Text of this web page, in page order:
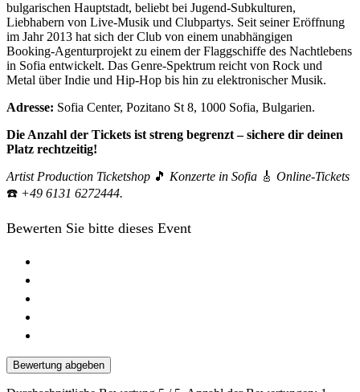
bulgarischen Hauptstadt, beliebt bei Jugend‑Subkulturen,
Liebhabern von Live‑Musik und Clubpartys. Seit seiner Eröffnung
im Jahr 2013 hat sich der Club von einem unabhängigen
Booking‑Agenturprojekt zu einem der Flaggschiffe des Nachtlebens
in Sofia entwickelt. Das Genre‑Spektrum reicht von Rock und
Metal über Indie und Hip‑Hop bis hin zu elektronischer Musik.
Adresse: Sofia Center, Pozitano St 8, 1000 Sofia, Bulgarien.
Die Anzahl der Tickets ist streng begrenzt – sichere dir deinen
Platz rechtzeitig!
Artist Production Ticketshop 🎵 Konzerte in Sofia 🎸 Online-Tickets
☎️ +49 6131 6272444.
Bewerten Sie bitte dieses Event
Bewertung abgeben